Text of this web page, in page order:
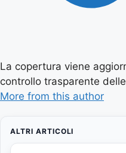
La copertura viene
controllo trasparente
More from this author
ALTRI ARTICOLI